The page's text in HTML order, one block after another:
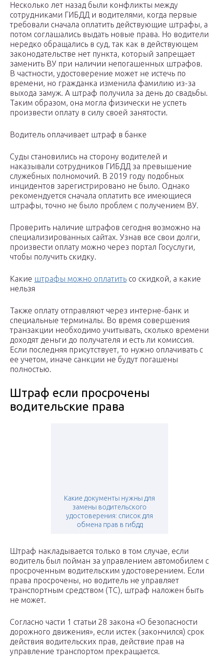
Несколько лет назад были конфликты между
сотрудниками ГИБДД и водителями, когда первые
требовали сначала оплатить действующие штрафы, а
потом соглашались выдать новые права. Но водители
нередко обращались в суд, так как в действующем
законодательстве нет пункта, который запрещает
заменить ВУ при наличии непогашенных штрафов.
В частности, удостоверение может не истечь по
времени, но гражданка изменила фамилию из-за
выхода замуж. А штраф получила за день до свадьбы.
Таким образом, она могла физически не успеть
произвести оплату в силу своей занятости.
Водитель оплачивает штраф в банке
Суды становились на сторону водителей и
наказывали сотрудников ГИБДД за превышение
служебных полномочий. В 2019 году подобных
инцидентов зарегистрировано не было. Однако
рекомендуется сначала оплатить все имеющиеся
штрафы, точно не было проблем с получением ВУ.
Проверить наличие штрафов сегодня возможно на
специализированных сайтах. Узнав все свои долги,
произвести оплату можно через портал Госуслуги,
чтобы получить скидку.
Какие штрафы можно оплатить со скидкой, а какие
нельзя
Также оплату отправляют через интерне-банк и
специальные терминалы. Во время совершения
транзакции необходимо учитывать, сколько времени
доходят деньги до получателя и есть ли комиссия.
Если последняя присутствует, то нужно оплачивать с
ее учетом, иначе санкции не будут погашены
полностью.
Штраф если просрочены
водительские права
Какие документы нужны для
замены водительского
удостоверения: список для
обмена прав в гибдд
Штраф накладывается только в том случае, если
водитель был пойман за управлением автомобилем с
просроченным водительским удостоверением. Если
права просрочены, но водитель не управляет
транспортным средством (ТС), штраф наложен быть
не может.
Согласно части 1 статьи 28 закона «О безопасности
дорожного движения», если истек (закончился) срок
действия водительских прав, действие прав на
управление транспортом прекращается.